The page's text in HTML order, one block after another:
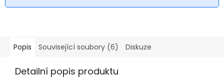
Popis Související soubory (6) Diskuze
Detailní popis produktu